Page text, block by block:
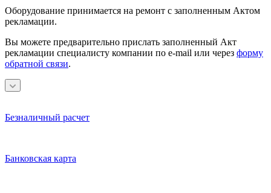
Оборудование принимается на ремонт с заполненным Актом
рекламации.
Вы можете предварительно прислать заполненный Акт
рекламации специалисту компании по e-mail или через форму
обратной связи.
Безналичный расчет
Банковская карта